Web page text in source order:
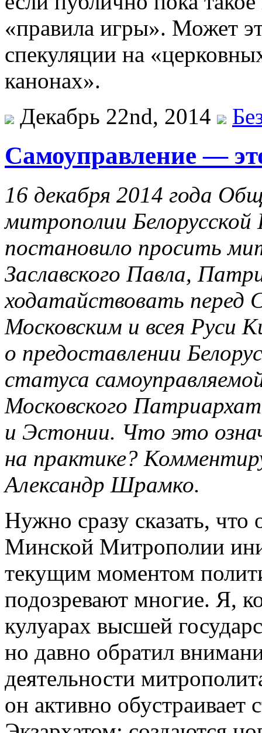
«правила игры». Может
спекуляции на
канонах».
Декабрь 22nd, 2014
Самоуправление —
16 декабря 2014 года
митрополии Белорусской
постановило просить
Заславского Павла,
ходатайствовать
Московским и всея Руси
о предоставлении
статуса
Московского
и Эстонии. Что это
на практике?
Александр Шрамко.
Нужно сразу сказать, что
Минской Митрополии
текущим моментом
подозревают многие. Я,
кулуарах высшей
но давно обратил
деятельности
он активно обустраивает